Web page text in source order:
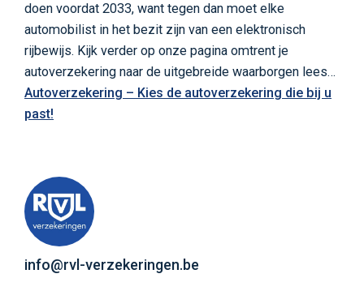
info@rvl-verzekeringen.be
doen voordat 2033, want tegen dan moet elke
automobilist in het bezit zijn van een elektronisch
rijbewijs. Kijk verder op onze pagina omtrent je
autoverzekering naar de uitgebreide waarborgen lees…
Autoverzekering – Kies de autoverzekering die bij u
past!